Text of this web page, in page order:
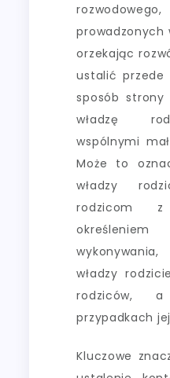
prowadzonych
orzekając
ustalić przede
sposób strony
władzę
wspólnymi
Może to
władzy
rodzicom z
władzy
rodziców,
przypadkach
Kluczowe